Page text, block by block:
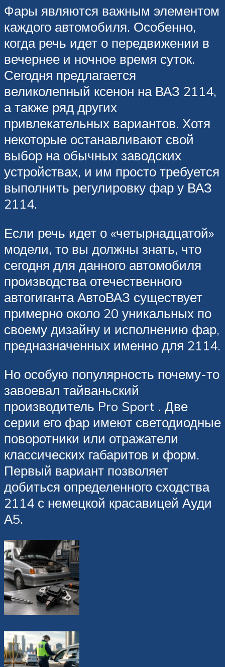
Фары являются важным элементом
каждого автомобиля. Особенно,
когда речь идет о передвижении в
вечернее и ночное время суток.
Сегодня предлагается
великолепный ксенон на ВАЗ 2114,
а также ряд других
привлекательных вариантов. Хотя
некоторые останавливают свой
выбор на обычных заводских
устройствах, и им просто требуется
выполнить регулировку фар у ВАЗ
2114.
Если речь идет о «четырнадцатой»
модели, то вы должны знать, что
сегодня для данного автомобиля
производства отечественного
автогиганта АвтоВАЗ существует
примерно около 20 уникальных по
своему дизайну и исполнению фар,
предназначенных именно для 2114.
Но особую популярность почему-то
завоевал тайваньский
производитель Pro Sport . Две
серии его фар имеют светодиодные
поворотники или отражатели
классических габаритов и форм.
Первый вариант позволяет
добиться определенного сходства
2114 с немецкой красавицей Ауди
А5.